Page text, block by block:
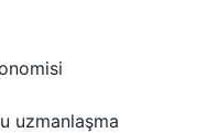
uzmanlaşma